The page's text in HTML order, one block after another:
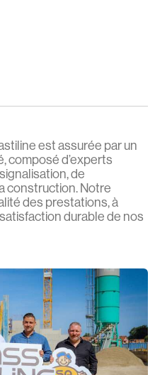
est assurée par un
composé d’experts
de
construction. Notre
des prestations, à
durable de nos